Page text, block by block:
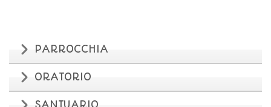
PARROCCHIA
ORATORIO
SANTUARIO